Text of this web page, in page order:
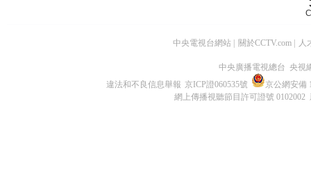
中央電視台網站 關於CCTV.com 人
中央廣播電視總台 央視
違法和不良信息舉報 京ICP證060535號
京公網安備
網上傳播視聽節目許可證號 0102002